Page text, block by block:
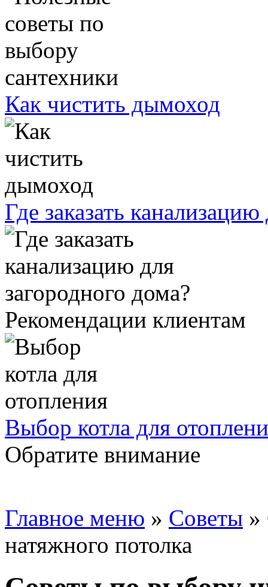
Как чистить дымоход
Где заказать
Рекомендации клиентам
Выбор котла для
Обратите внимание
Главное меню » Советы »
натяжного потолка